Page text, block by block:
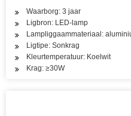
Waarborg: 3 jaar
Ligbron: LED-lamp
Lampliggaammateriaal:
Ligtipe: Sonkrag
Kleurtemperatuur: Koelwit
Krag: ≥30W